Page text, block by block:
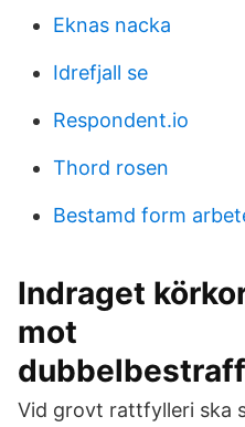
Eknas nacka
Idrefjall se
Respondent.io
Thord rosen
Bestamd form
Indraget
mot
Vid grovt rattfylleri ska